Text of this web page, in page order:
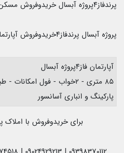
پرندفاز۴پروژه آبسال خریدوفروش مسکن مهرپرند
پروژه آبسال پرندفاز۴خریدوفروش آپارتمان
آپارتمان فاز۴پروژه آبسال
۸۵ متری - ۲خواب - فول امکانات - طبقه۳
پارکینگ و انباری آسانسور
برای خریدوفروش با املاک